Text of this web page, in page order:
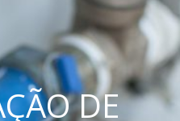
DE